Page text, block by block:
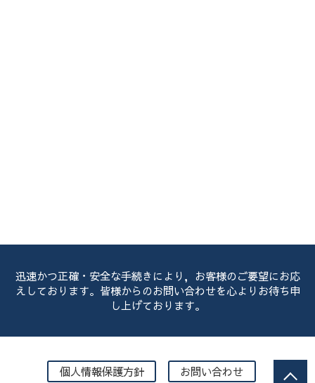
迅速かつ正確・安全な手続きにより，お客様のご要望にお応
えしております。皆様からのお問い合わせを心よりお待ち申
し上げております。
個人情報保護方針 お問い合わせ